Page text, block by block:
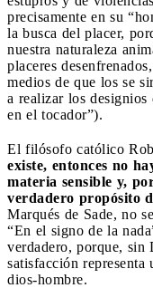
precisamente en su
la busca del placer,
nuestra naturaleza
placeres
medios de que los se
a realizar los
en el tocador”).
El filósofo católico
existe, entonces no
materia sensible y,
verdadero propósito
Marqués de Sade, no
“En el signo de la
verdadero, porque,
satisfacción
dios-hombre.